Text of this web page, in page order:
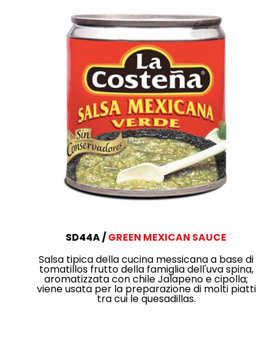
SD44A
GREEN MEXICAN SAUCE
Salsa tipica della cucina messicana a base di
tomatillos frutto della famiglia dell'uva spina,
aromatizzata con chile Jalapeno e cipolla;
viene usata per la preparazione di molti piatti
tra cui le quesadillas.